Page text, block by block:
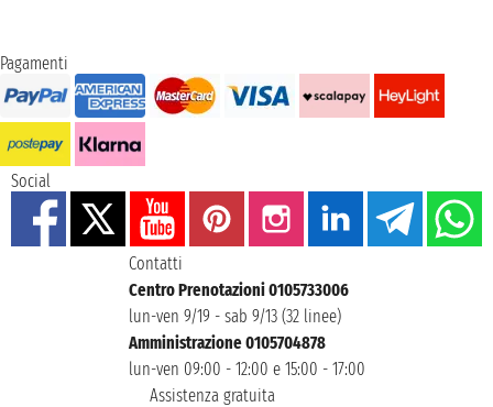
Pagamenti
Social
Contatti
Centro Prenotazioni 0105733006
lun-ven 9/19 - sab 9/13 (32 linee)
Amministrazione 0105704878
lun-ven 09:00 - 12:00 e 15:00 - 17:00
Assistenza gratuita